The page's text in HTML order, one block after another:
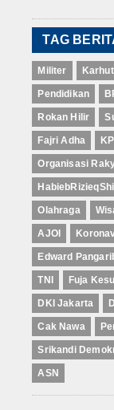
TAG
Militer
Pendidikan
Rokan Hilir
Fajri Adha
Organisasi
Olahraga
AJOI
Edward
TNI Fuja
DKI Jakarta
Cak Nawa
Srikandi
ASN